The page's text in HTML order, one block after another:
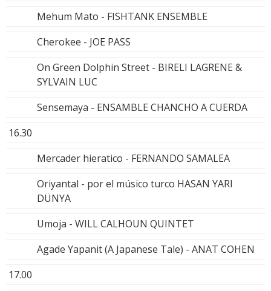
Mehum Mato - FISHTANK ENSEMBLE
Cherokee - JOE PASS
On Green Dolphin Street - BIRELI LAGRENE &
SYLVAIN LUC
Sensemaya - ENSAMBLE CHANCHO A CUERDA
16.30
Mercader hieratico - FERNANDO SAMALEA
Oriyantal - por el músico turco HASAN YARI
DÜNYA
Umoja - WILL CALHOUN QUINTET
Agade Yapanit (A Japanese Tale) - ANAT COHEN
17.00